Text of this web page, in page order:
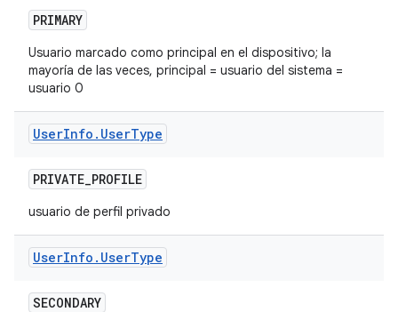
PRIMARY
Usuario marcado como principal en el dispositivo; la
mayoría de las veces, principal = usuario del sistema =
usuario 0
UserInfo . UserType
PRIVATE_PROFILE
usuario de perfil privado
UserInfo . UserType
SECONDARY